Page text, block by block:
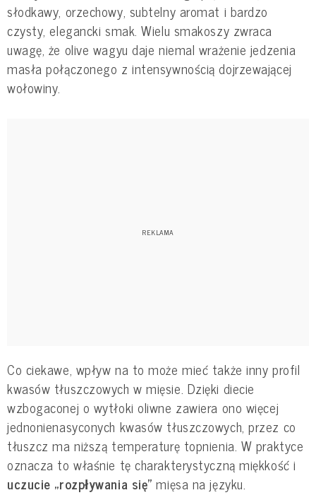
słodkawy, orzechowy, subtelny aromat i bardzo
czysty, elegancki smak. Wielu smakoszy zwraca
uwagę, że olive wagyu daje niemal wrażenie jedzenia
masła połączonego z intensywnością dojrzewającej
wołowiny.
Co ciekawe, wpływ na to może mieć także inny profil
kwasów tłuszczowych w mięsie. Dzięki diecie
wzbogaconej o wytłoki oliwne zawiera ono więcej
jednonienasyconych kwasów tłuszczowych, przez co
tłuszcz ma niższą temperaturę topnienia. W praktyce
oznacza to właśnie tę charakterystyczną miękkość i
uczucie „rozpływania się” mięsa na języku.